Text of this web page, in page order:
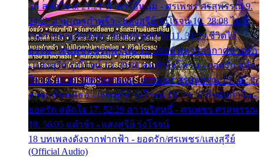
รัก สลักใจ 8. 21:21 น้ำตาไอ้หนุ่ม - ศรเพชร ศรสุพรรณ 9.
24:27 สามเณรกำพร้า - แสงสุรีย์ รุ่งโรจน์ 10. 28:08 ไม่มี
เวลาไปหาเมียน้อย - ยอดรัก สลักใจ 11. 31:29 ชีวิตไอ้
ธรรม - ศรเพชร ศรสุพรรณ 12. 35:26 ทหารอากาศขาดรัก
- แสงสุรีย์ รุ่งโรจน์ 13. 39:01 คนหัวใจโทรม - ยอดรัก สลัก
ใจ 14. 42:49 ไอ้หวังตายแน่ - ศรเพชร ศรสุพรรณ 15. 46:35
ธาตุแท้ของเธอ - แสงสุรีย์ รุ่งโรจน์ 16. 49:57 กำนันกำใน -
ยอดรัก สลักใจ 17. 52:29 สาวบริสุทธิ์ - ศรเพชร ศรสุพรรณ
18. 56:05 แต๋วจ๋า - แสงสุรีย์ รุ่งโรจน์
18 บทเพลงดังจากฟากฟ้า - ยอดรัก/ศรเพชร/แสงสุรีย์
(Official Audio)